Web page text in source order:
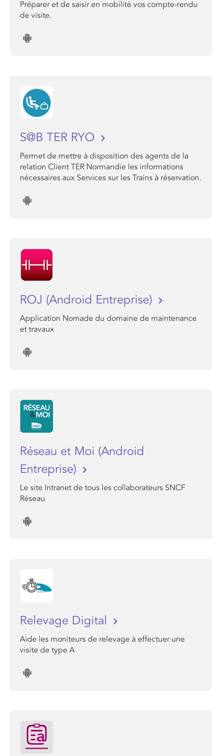
Préparer et de saisir en mobilité vos compte-rendu
de visite.
S@B TER RYO
Permet de mettre à disposition des agents de la
relation Client TER Normandie les informations
nécessaires aux Services sur les Trains à réservation.
ROJ (Android Entreprise)
Application Nomade du domaine de maintenance
et travaux
Réseau et Moi (Android
Entreprise)
Le site Intranet de tous les collaborateurs SNCF
Réseau
Relevage Digital
Aide les moniteurs de relevage à effectuer une
visite de type A